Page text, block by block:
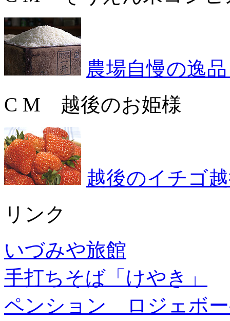
農場自慢の逸
C M 越後のお姫様
越後のイチゴ
リンク
いづみや旅館
手打ちそば「けやき」
ペンション ロジェボ